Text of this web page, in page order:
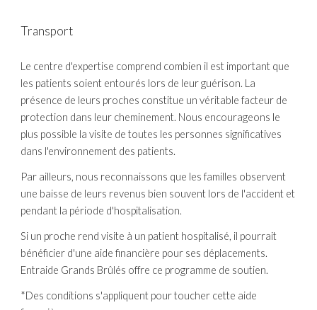
Transport
Le centre d'expertise comprend combien il est important que
les patients soient entourés lors de leur guérison. La
présence de leurs proches constitue un véritable facteur de
protection dans leur cheminement. Nous encourageons le
plus possible la visite de toutes les personnes significatives
dans l'environnement des patients.
Par ailleurs, nous reconnaissons que les familles observent
une baisse de leurs revenus bien souvent lors de l'accident et
pendant la période d'hospitalisation.
Si un proche rend visite à un patient hospitalisé, il pourrait
bénéficier d'une aide financière pour ses déplacements.
Entraide Grands Brûlés offre ce programme de soutien.
*Des conditions s'appliquent pour toucher cette aide